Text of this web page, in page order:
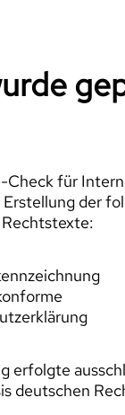
Check für
der
Rechtstexte:
erfolgte
deutschen